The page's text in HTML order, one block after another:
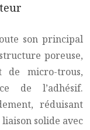
son principal
poreuse,
micro-trous,
de l’adhésif.
réduisant
solide avec